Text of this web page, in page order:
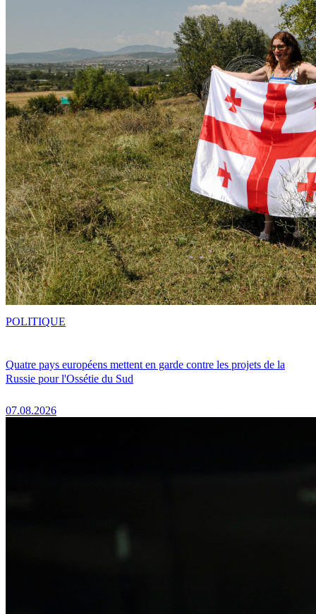
Quatre pays européens mettent en garde contre les projets de la
Russie pour l'Ossétie du Sud
07.08.2026
POLITIQUE